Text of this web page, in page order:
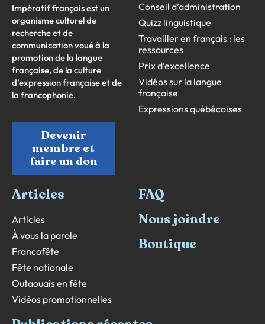
Impératif français est un
organisme culturel de
recherche et de
communication voué à la
promotion de la langue
française, de la culture
d’expression française et de
la francophonie.
Devenir
membre et
faire un don
Conseil d’administration
Quizz linguistique
Travailler en français : les
ressources
Prix d’excellence
Vidéos sur la langue
française
Expressions québécoises
Articles
Articles
À vous la parole
Francofête
Fête nationale
Outaouais en fête
Vidéos promotionnelles
FAQ
Nous joindre
Boutique